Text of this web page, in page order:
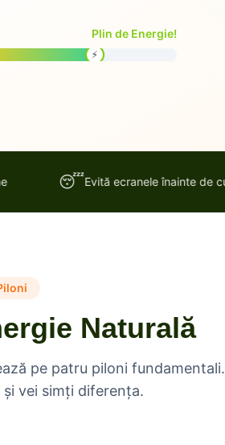
Plin de Energie!
⚡
Evită ecranele înainte de culcare
Naturală
pe patru piloni fundamentali.
vei simți diferența.